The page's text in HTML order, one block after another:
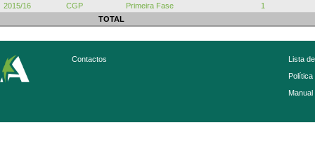
2015/16
CGP Primeira Fase
1
TOTAL
Contactos
Lista
Política